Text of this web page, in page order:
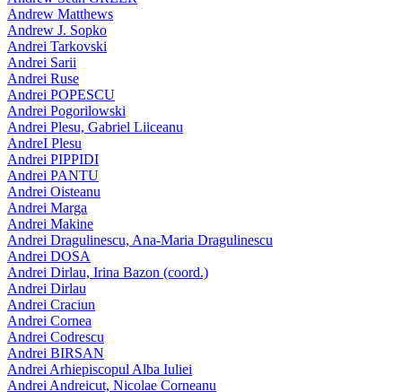
Andrew Matthews
Andrew J. Sopko
Andrei Tarkovski
Andrei Sarii
Andrei Ruse
Andrei POPESCU
Andrei Pogorilowski
Andrei Plesu, Gabriel Liiceanu
AndreI Plesu
Andrei PIPPIDI
Andrei PANTU
Andrei Oisteanu
Andrei Marga
Andrei Makine
Andrei Dragulinescu, Ana-Maria Dragulinescu
Andrei DOSA
Andrei Dirlau, Irina Bazon (coord.)
Andrei Dirlau
Andrei Craciun
Andrei Cornea
Andrei Codrescu
Andrei BIRSAN
Andrei Arhiepiscopul Alba Iuliei
Andrei Andreicut, Nicolae Corneanu